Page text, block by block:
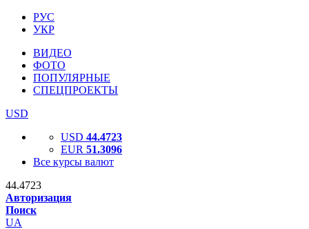
РУС
УКР
ВИДЕО
ФОТО
ПОПУЛЯРНЫЕ
СПЕЦПРОЕКТЫ
USD
USD 44.4723
EUR 51.3096
Все курсы валют
44.4723
Авторизация
Поиск
UA